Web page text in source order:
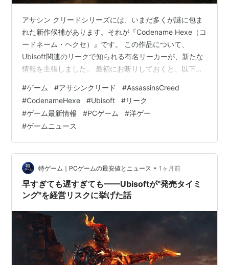
アサシン クリードシリーズには、いまだ多くが謎に包ま
れた新作候補があります。それが『Codename Hexe（コ
ードネーム・ヘクセ）』です。 この作品について、
Ubisoft関連のリークで知られる有名リーカーが、新たな
情報を主張しました。 最初にお断りしておくと、以下は
で、内容を淡々と整理します。 ## そもそも
『Codename Hexe』とは 『Codename Hexe』は、シ
リーズの中でも “もっとも謎めいた” と言われる開発中の
タイトルです。 「Hexe」はドイツ語で“魔女”を意味する
言葉。舞台は魔女狩りの時代とされ、これまでのアサ…
#ゲーム #アサシンクリード #AssassinsCreed
#CodenameHexe #Ubisoft #リーク
#ゲーム最新情報 #PCゲーム #洋ゲー
#ゲームニュース
特ゲーム｜PCゲームの最安値とニュース • 1ヶ月前
早すぎても遅すぎても——Ubisoftが"発売タイミ
ング"を経営リスクに挙げた話